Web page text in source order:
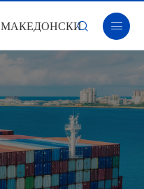
МАКЕДОНСКИ 